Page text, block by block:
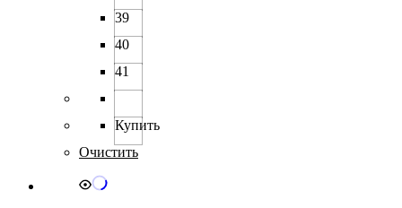
39
40
41
Купить
Очистить